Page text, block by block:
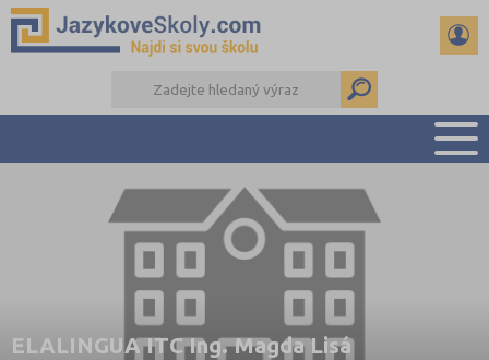
PŘEHLED ŠKOL
PŘÍPRAVA NA ZKOUŠKY A K MATURITĚ
RADY A ČLÁNKY
KONTAKTY
DALŠÍ DRUHY ŠKOL
ELALINGUA ITC Ing. Magda Lisá